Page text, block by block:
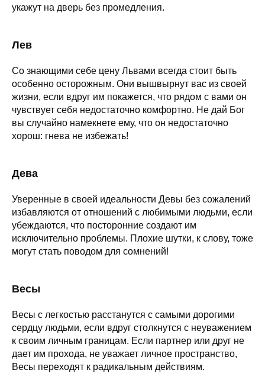
укажут на дверь без промедления.
Лев
Со знающими себе цену Львами всегда стоит быть
особенно осторожным. Они вышвырнут вас из своей
жизни, если вдруг им покажется, что рядом с вами он
чувствует себя недостаточно комфортно. Не дай Бог
вы случайно намекнете ему, что он недостаточно
хорош: гнева не избежать!
Дева
Уверенные в своей идеальности Девы без сожалений
избавляются от отношений с любимыми людьми, если
убеждаются, что посторонние создают им
исключительно проблемы. Плохие шутки, к слову, тоже
могут стать поводом для сомнений!
Весы
Весы с легкостью расстанутся с самыми дорогими
сердцу людьми, если вдруг столкнутся с неуважением
к своим личным границам. Если партнер или друг не
дает им прохода, не уважает личное пространство,
Весы переходят к радикальным действиям.